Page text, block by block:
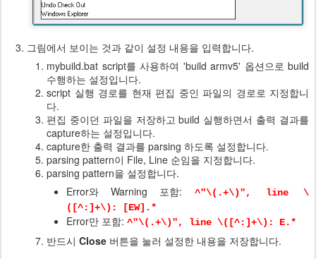
그림에서 보이는 것과 같이 설정 내용을 입력합니다.
mybuild.bat script를 사용하여 'build armv5' 옵션으로 build
수행하는 설정입니다.
script 실행 경로를 현재 편집 중인 파일의 경로로 지정합니
다.
편집 중이던 파일을 저장하고 build 실행하면서 출력 결과를
capture하는 설정입니다.
capture한 출력 결과를 parsing 하도록 설정합니다.
parsing pattern이 File, Line 순임을 지정합니다.
parsing pattern을 설정합니다.
Error와 Warning 포함:
^"\(.+\)", line \
([^:]+\): [EW].*
Error만 포함: ^"\(.+\)", line \([^:]+\): E.*
반드시 Close 버튼을 눌러 설정한 내용을 저장합니다.